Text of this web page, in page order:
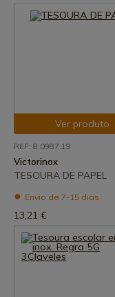
Ver produto
REF: 8.0987.19
Victorinox
TESOURA DE PAPEL
Envio de 7-15 dias
13,21 €